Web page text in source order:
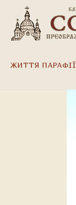
ЖИТТЯ ПАРАФІЇ